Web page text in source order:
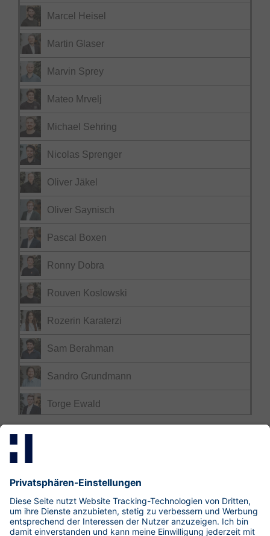
Marcel Heisel
Martin Glaser
Marvin Sprey
Mateo Mrvelj
Michael Sehring
Nicolas Sprenger
Oliver Jäkel
Oliver Saynisch
Pascal Boxen
Ronny Dobra
Rouven Koslowski
Rozerin Karaterzi
Sam Berahman
Sandro Grundmann
Torge Ewald
Mastodon
LinkedIn